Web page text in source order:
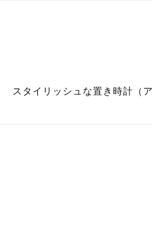
スタイリッシュな置き時計